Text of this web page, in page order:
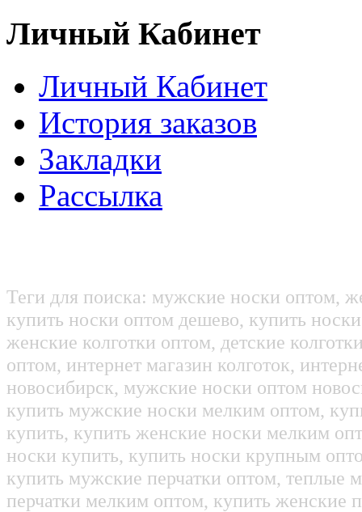
Личный Кабинет
Личный Кабинет
История заказов
Закладки
Рассылка
Теги для поиска: мужские носки оптом,
купить носки оптом дешево, купить
женские колготки оптом, детские
оптом, интернет магазин колготок,
новосибирск, мужские носки оптом
купить мужские носки мелким оптом,
купить, купить женские носки мелким
носки купить, купить носки крупным
купить мужские перчатки оптом, теплые
перчатки мелким оптом, купить женские